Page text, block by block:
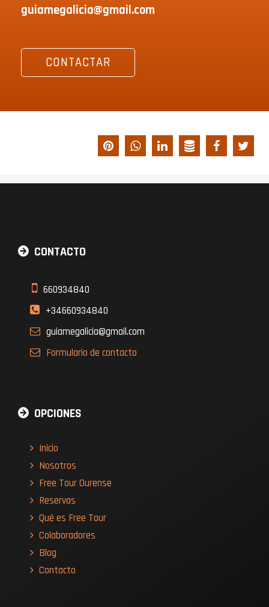
guiamegalicia@gmail.com
CONTACTAR
CONTACTO
660934840
+34660934840
guiamegalicia@gmail.com
Formulario de contacto
OPCIONES
Inicio
Nosotros
Free Tour Ourense
Reservas
Qué es Free Tour
Colaboradores
Blog
Contacto